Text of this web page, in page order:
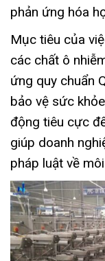
phản ứng hóa
Mục tiêu của
các chất ô
ứng quy chuẩn
bảo vệ sức
động tiêu cực
giúp doanh
pháp luật về